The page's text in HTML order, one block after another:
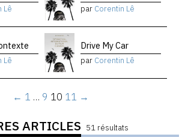
Lê par Corentin Lê
Lê
Drive My Car
par Corentin Lê
← 1 … 9 10 11 →
ARTICLES 51 résultats